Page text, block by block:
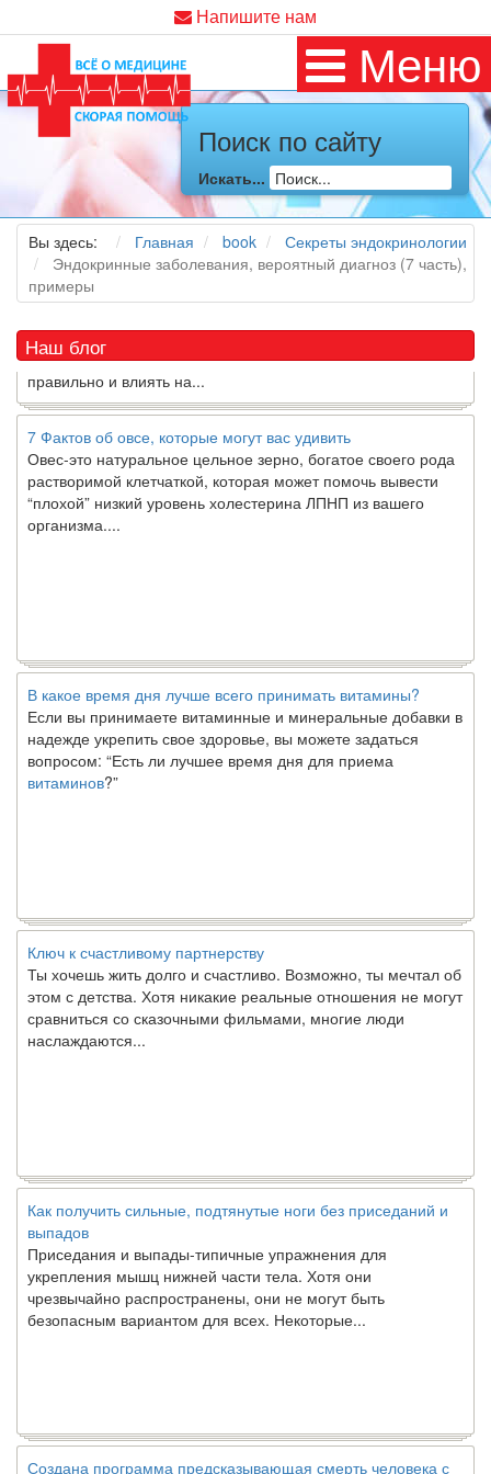
Напишите нам
Меню
Поиск по сайту
Искать...
Вы здесь: Главная book
Секреты эндокринологии
Эндокринные заболевания, вероятный диагноз (7 часть),
примеры
Наш блог
Как я заболел во время локдауна?
Это странная ситуация: вы соблюдали все меры
предосторожности COVID-19 (вы почти все время дома),
но, тем не менее, вы каким-то образом простудились. Вы
можете задаться...
5 причин обратить внимание на средиземноморскую диету
Какдиетолог, я вижу, что многие причудливые диеты
из них это скорее наказание, чем способ питаться
правильно и влиять на...
7 Фактов об овсе, которые могут вас удивить
Овес-это натуральное цельное зерно, богатое своего рода
растворимой клетчаткой, которая может помочь вывести
“плохой” низкий уровень холестерина ЛПНП из вашего
организма....
В какое время дня лучше всего принимать витамины?
Если вы принимаете витаминные и минеральные добавки в
надежде укрепить свое здоровье, вы можете задаться
вопросом: “Есть ли лучшее время дня для приема
витаминов ?”
Ключ к счастливому партнерству
Ты хочешь жить долго и счастливо. Возможно, ты мечтал об
этом с детства. Хотя никакие реальные отношения не могут
сравниться со сказочными фильмами, многие люди
наслаждаются...
Как получить сильные, подтянутые ноги без приседаний и
выпадов
Приседания и выпады-типичные упражнения для
укрепления мышц нижней части тела. Хотя они
чрезвычайно распространены, они не могут быть
безопасным вариантом для всех. Некоторые...
Создана программа предсказывающая смерть человека с